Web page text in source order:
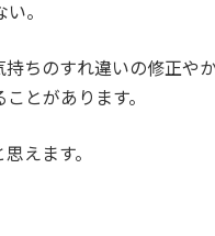
。
ちのすれ違いの修正や
とがあります。
思えます。